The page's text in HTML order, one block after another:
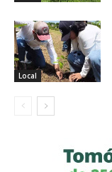
Local